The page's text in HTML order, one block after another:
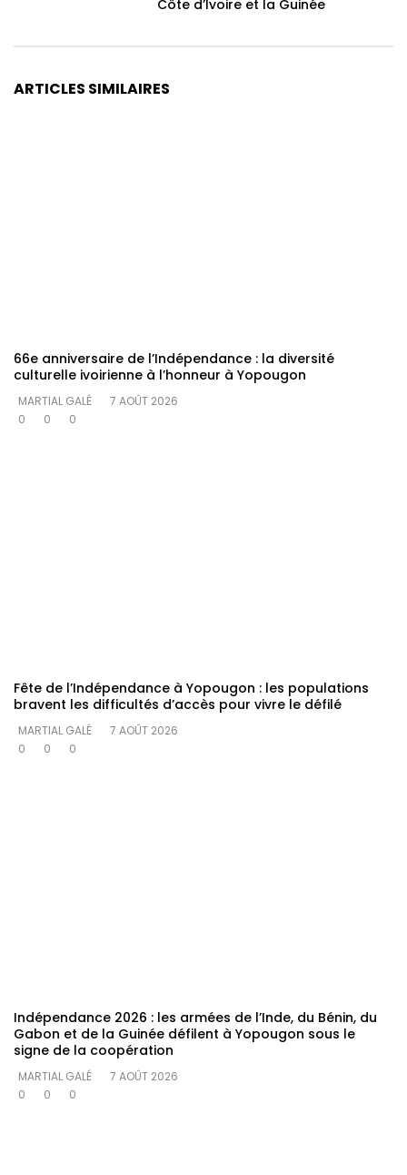
Côte d’Ivoire et la Guinée
ARTICLES SIMILAIRES
66e anniversaire de l’Indépendance : la diversité
culturelle ivoirienne à l’honneur à Yopougon
MARTIAL GALÉ
7 AOÛT 2026
0
0 0
Fête de l’Indépendance à Yopougon : les populations
bravent les difficultés d’accès pour vivre le défilé
MARTIAL GALÉ
7 AOÛT 2026
0
0 0
Indépendance 2026 : les armées de l’Inde, du Bénin, du
Gabon et de la Guinée défilent à Yopougon sous le
signe de la coopération
MARTIAL GALÉ
7 AOÛT 2026
0
0 0